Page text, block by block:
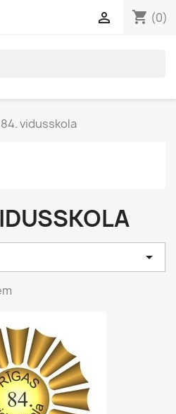
shopping_cart (0)

vidusskola
